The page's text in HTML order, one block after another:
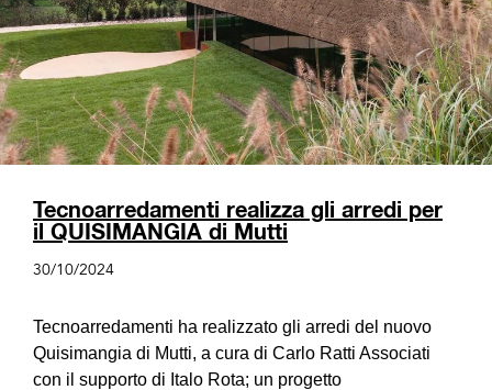
Tecnoarredamenti realizza gli arredi per
il QUISIMANGIA di Mutti
30/10/2024
Tecnoarredamenti ha realizzato gli arredi del nuovo
Quisimangia di Mutti, a cura di Carlo Ratti Associati
con il supporto di Italo Rota; un progetto